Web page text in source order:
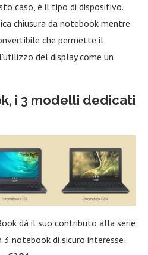
caso, è il tipo di dispositivo.
chiusura da notebook mentre
che permette il
del display come un
i 3 modelli dedicati
dà il suo contributo alla serie
3 notebook di sicuro interesse: